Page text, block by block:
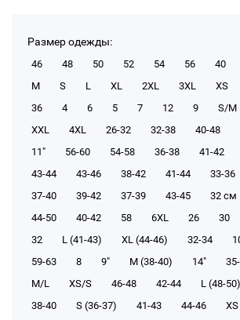
Размер одежды:
46 48 50 52 54 56 40
M
S L XL 2XL 3XL XS
36
4 6 5 7 12 9 S/M
XXL
4XL 26-32 32-38 40-48
11"
56-60 54-58 36-38 41-42
43-44
43-46 38-42 41-44 33-36
37-40
39-42 37-39 43-45 32 см
44-50
40-42 58 6XL 26 30
32
L (41-43) XL (44-46) 32-34
59-63
8 9" M (38-40) 14"
M/L
XS/S 46-48 42-44 L (48-50)
38-40
S (36-37) 41-43 44-46